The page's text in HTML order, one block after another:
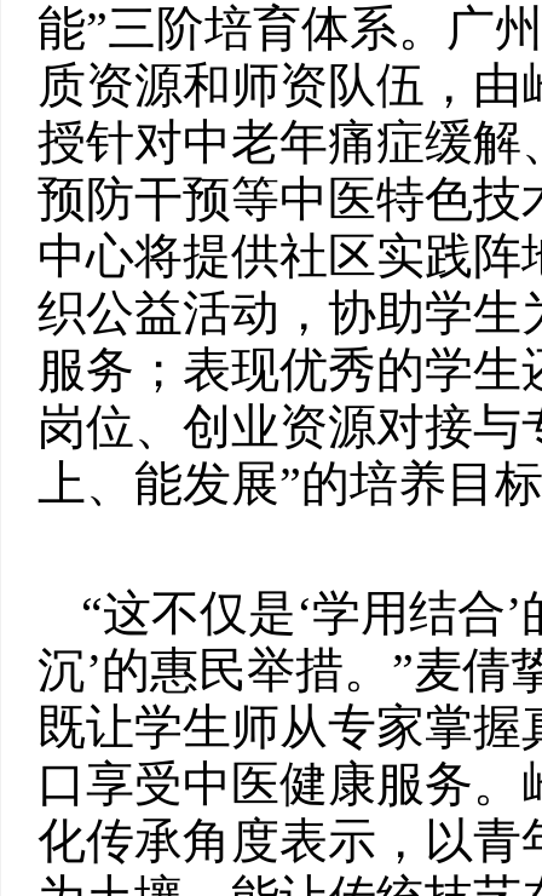
能”三阶培育体系。广
质资源和师资队伍，
授针对中老年痛症缓
预防干预等中医特色
中心将提供社区实践
织公益活动，协助学
服务；表现优秀的学
岗位、创业资源对接
上、能发展”的培养目
“这不仅是‘学用结合
沉’的惠民举措。”麦倩
既让学生师从专家掌
口享受中医健康服务
化传承角度表示，以青